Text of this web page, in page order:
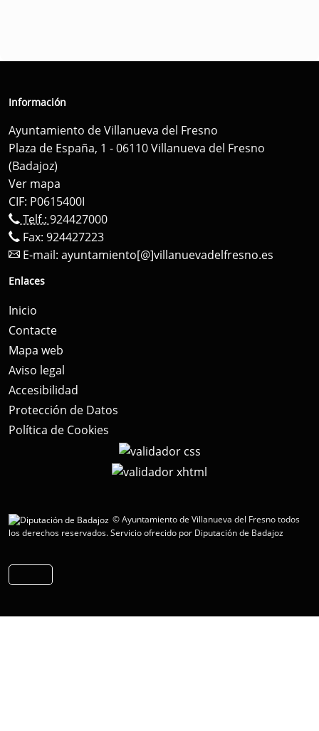
Información
Ayuntamiento de Villanueva del Fresno
Plaza de España, 1 - 06110 Villanueva del Fresno
(Badajoz)
Ver mapa
CIF: P0615400I
Telf.: 924427000
Fax: 924427223
E-mail: ayuntamiento[@]villanuevadelfresno.es
Enlaces
Inicio
Contacte
Mapa web
Aviso legal
Accesibilidad
Protección de Datos
Política de Cookies
© Ayuntamiento de Villanueva del Fresno todos
los derechos reservados.Servicio ofrecido por Diputación de Badajoz